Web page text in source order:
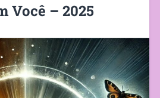
Você – 2025